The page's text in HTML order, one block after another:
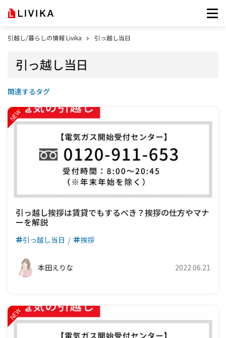
引越し/暮らしの情報 Livika 引っ越し当日
引っ越し当日
関連するタグ
引っ越し挨拶は賃貸でもするべき？挨拶の仕方やマナ
ーを解説
引っ越し当日 挨拶
本田えりな 2022.06.21